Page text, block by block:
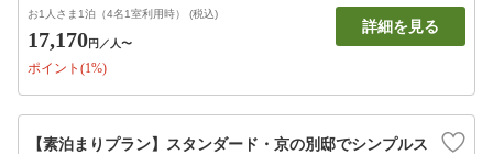
お1人さま1泊（4名1室利用時） (税込)
17,170円 ／人〜
ポイント(1%)
詳細を見る
【素泊まりプラン】スタンダード・京の別邸でシンプルス